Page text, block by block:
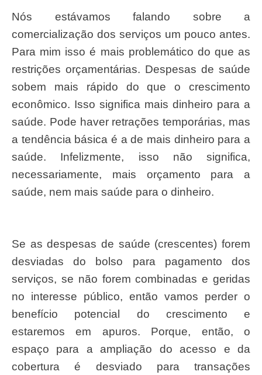
Nós estávamos falando sobre a
comercialização dos serviços um pouco antes.
Para mim isso é mais problemático do que as
restrições orçamentárias. Despesas de saúde
sobem mais rápido do que o crescimento
econômico. Isso significa mais dinheiro para a
saúde. Pode haver retrações temporárias, mas
a tendência básica é a de mais dinheiro para a
saúde. Infelizmente, isso não significa,
necessariamente, mais orçamento para a
saúde, nem mais saúde para o dinheiro.
Se as despesas de saúde (crescentes) forem
desviadas do bolso para pagamento dos
serviços, se não forem combinadas e geridas
no interesse público, então vamos perder o
benefício potencial do crescimento e
estaremos em apuros. Porque, então, o
espaço para a ampliação do acesso e da
cobertura é desviado para transações